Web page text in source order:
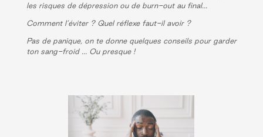
les risques de dépression ou de burn-out au final…
Comment l’éviter ? Quel réflexe faut-il avoir ?
Pas de panique, on te donne quelques conseils pour garder
ton sang-froid … Ou presque !